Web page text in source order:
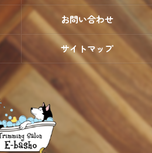
お問い合わせ
サイトマップ